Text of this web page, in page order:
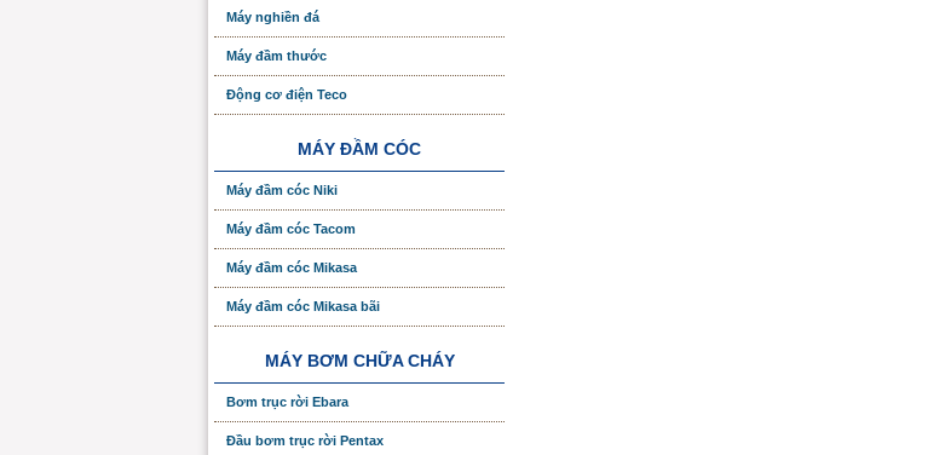
Máy nghiền đá
Máy đầm thước
Động cơ điện Teco
MÁY ĐẦM CÓC
Máy đầm cóc Niki
Máy đầm cóc Tacom
Máy đầm cóc Mikasa
Máy đầm cóc Mikasa bãi
MÁY BƠM CHỮA CHÁY
Bơm trục rời Ebara
Đầu bơm trục rời Pentax